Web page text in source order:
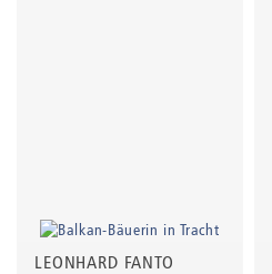
LEONHARD FANTO